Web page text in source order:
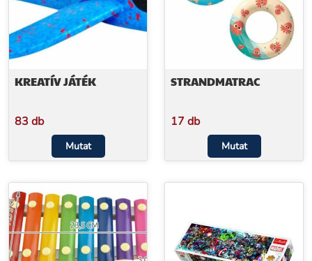
KREATÍV JÁTÉK
83 db
Mutat
STRANDMATRAC
17 db
Mutat